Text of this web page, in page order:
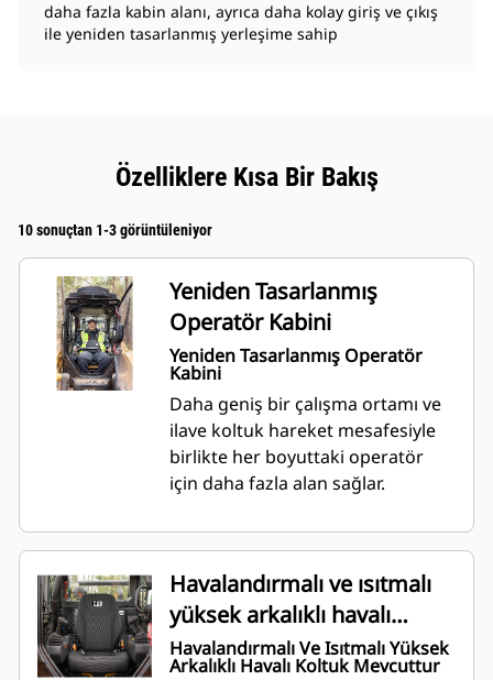
daha fazla kabin alanı, ayrıca daha kolay giriş ve çıkış
ile yeniden tasarlanmış yerleşime sahip
Özelliklere Kısa Bir Bakış
10 sonuçtan 1-3 görüntüleniyor
Yeniden Tasarlanmış
Operatör Kabini
Yeniden Tasarlanmış Operatör
Kabini
Daha geniş bir çalışma ortamı ve
ilave koltuk hareket mesafesiyle
birlikte her boyuttaki operatör
için daha fazla alan sağlar.
Havalandırmalı ve ısıtmalı
yüksek arkalıklı havalı
koltuk mevcuttur
Havalandırmalı Ve Isıtmalı Yüksek
Arkalıklı Havalı Koltuk Mevcuttur